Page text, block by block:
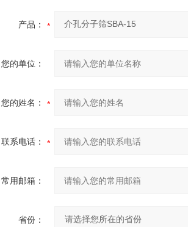
产品：
您的单位：
您的姓名：
联系电话：
常用邮箱：
省份：